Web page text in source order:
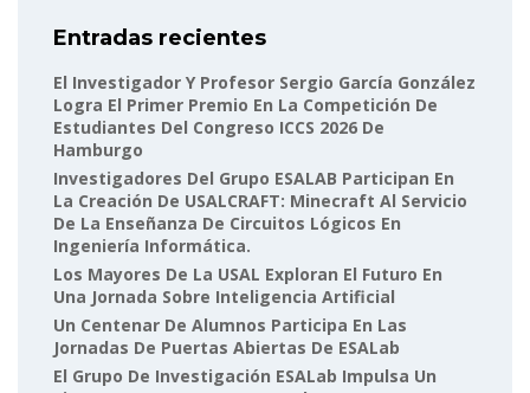
Entradas recientes
El Investigador Y Profesor Sergio García González
Logra El Primer Premio En La Competición De
Estudiantes Del Congreso ICCS 2026 De
Hamburgo
Investigadores Del Grupo ESALAB Participan En
La Creación De USALCRAFT: Minecraft Al Servicio
De La Enseñanza De Circuitos Lógicos En
Ingeniería Informática.
Los Mayores De La USAL Exploran El Futuro En
Una Jornada Sobre Inteligencia Artificial
Un Centenar De Alumnos Participa En Las
Jornadas De Puertas Abiertas De ESALab
El Grupo De Investigación ESALab Impulsa Un